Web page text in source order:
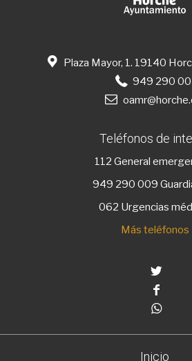
Plaza Mayor, 1. 19140
949 290
Teléfonos de
112 General
949 290 009
062 Urgencias
Más teléfonos
Inicio